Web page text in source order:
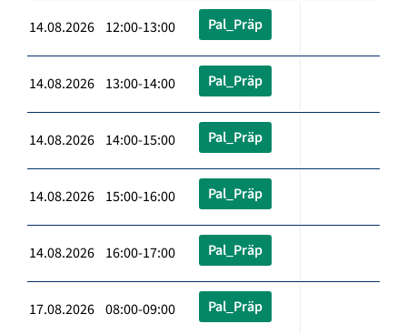
14.08.2026 12:00-13:00 Pal_Präp
14.08.2026 13:00-14:00 Pal_Präp
14.08.2026 14:00-15:00 Pal_Präp
14.08.2026 15:00-16:00 Pal_Präp
14.08.2026 16:00-17:00 Pal_Präp
17.08.2026 08:00-09:00 Pal_Präp